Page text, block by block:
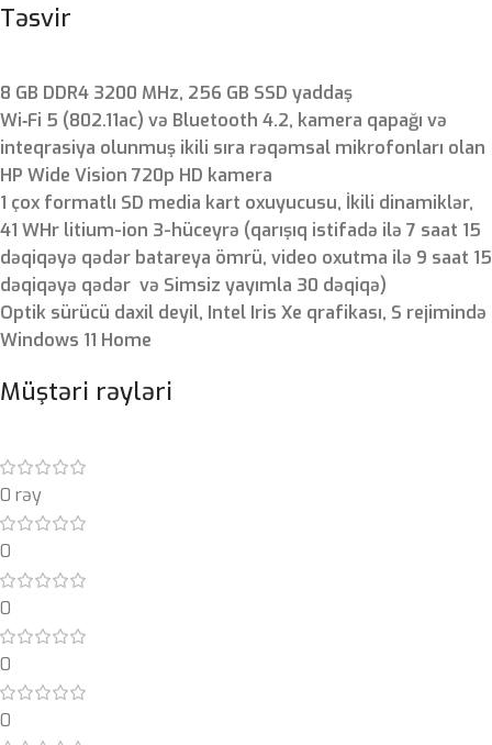
Təsvir
8 GB DDR4 3200 MHz, 256 GB SSD yaddaş
Wi‑Fi 5 (802.11ac) və Bluetooth 4.2, kamera qapağı və
inteqrasiya olunmuş ikili sıra rəqəmsal mikrofonları olan
HP Wide Vision 720p HD kamera
1 çox formatlı SD media kart oxuyucusu, İkili dinamiklər,
41 WHr litium-ion 3-hüceyrə (qarışıq istifadə ilə 7 saat 15
dəqiqəyə qədər batareya ömrü, video oxutma ilə 9 saat 15
dəqiqəyə qədər və Simsiz yayımla 30 dəqiqə)
Optik sürücü daxil deyil, Intel Iris Xe qrafikası, S rejimində
Windows 11 Home
Müştəri rəyləri
0 rəy
0
0
0
0